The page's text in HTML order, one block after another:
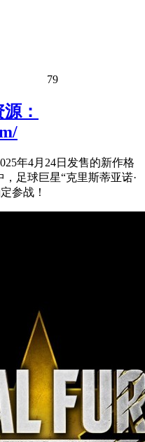
79
：
年4月24日发售的新作格
足球巨星“克里斯蒂亚诺·
参战！